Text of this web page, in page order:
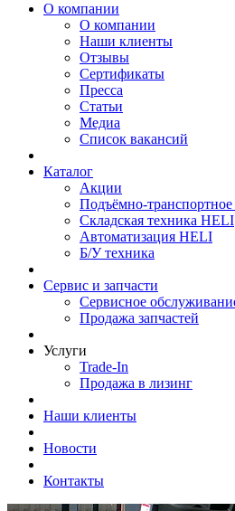
О компании
О компании
Наши клиенты
Отзывы
Сертификаты
Пресса
Статьи
Медиа
Список вакансий
Каталог
Акции
Подъёмно-
Складская техника HELI
Автоматизация HELI
Б/У техника
Сервис и запчасти
Сервисное
Продажа запчастей
Услуги
Trade-In
Продажа в лизинг
Наши клиенты
Новости
Контакты